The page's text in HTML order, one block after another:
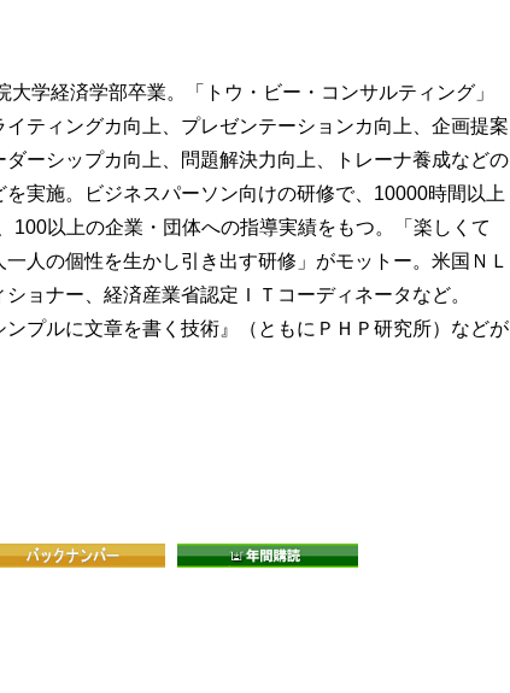
学経済学部卒業。「トウ・ビー・コンサルティング」
ティングカ向上、プレゼンテーションカ向上、企画提案
ーシップカ向上、問題解決力向上、トレーナ養成などの
実施。ビジネスパーソン向けの研修で、10000時間以上
100以上の企業・団体への指導実績をもつ。「楽しくて
人の個性を生かし引き出す研修」がモットー。米国ＮＬ
ョナー、経済産業省認定ＩＴコーディネータなど。
プルに文章を書く技術』（ともにＰＨＰ研究所）などが